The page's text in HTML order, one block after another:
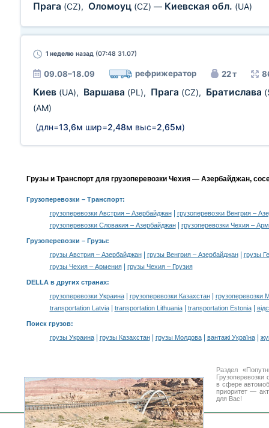
Прага (CZ), Оломоуц (CZ) — Киевская обл. (UA)
1 неделю назад (07:48 31.07)
09.08–18.09 рефрижератор 22 т
Киев (UA), Варшава (PL), Прага (CZ), Братислава
(AM)
(длн=13,6м шир=2,48м выс=2,65м)
Грузы и Транспорт для грузоперевозки Чехия — Азербайджан,
Грузоперевозки – Транспорт:
грузоперевозки Австрия – Азербайджан|
грузоперевозки Венгрия –
грузоперевозки Словакия – Азербайджан| грузоперевозки Чехия –
Грузоперевозки – Грузы:
грузы Австрия – Азербайджан| грузы Венгрия – Азербайджан|
грузы
грузы Чехия – Армения| грузы Чехия – Грузия
DELLA в других странах:
грузоперевозки Украина| грузоперевозки Казахстан|
грузоперевозки
transportation Latvia| transportation Lithuania| transportation Estonia|
Поиск грузов:
грузы Украина| грузы Казахстан| грузы Молдова| вантажі Україна|
Раздел
в сфере
приоритет —
для Вас!